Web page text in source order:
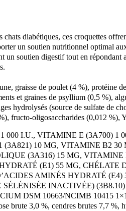
diabétiques, ces croquettes
un soutien nutritionnel optimal
soutien digestif tout en répondant
graisse de poulet (4 %), protéine
et graines de psyllium (0,5 %),
hydrolysés (source de sulfate de
fructo-oligosaccharides (0,012 %),
I.U., VITAMINE E (3A700)
(3A821) 10 MG, VITAMINE B2
(3A316) 15 MG,
(E1) 55 MG,
AMINÉS HYDRATÉ
INACTIVÉE)
DSM 10663/NCIMB 10415
brute 3,0 %, cendres brutes 7,7